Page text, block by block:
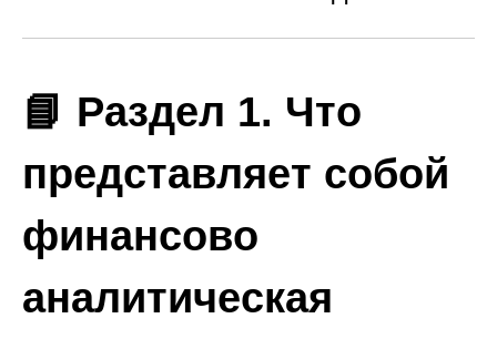
📘 Раздел 1. Что
представляет собой
финансово
аналитическая